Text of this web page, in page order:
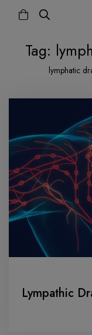
Tag:
lymphatic
Lympathic